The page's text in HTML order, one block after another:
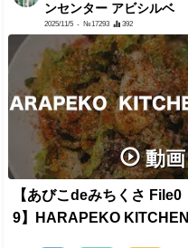
ンセンター アビシルベ
2025/11/5 - №17293 392
動画
【あびこdeみちくさ File0
9】HARAPEKO KITCHEN